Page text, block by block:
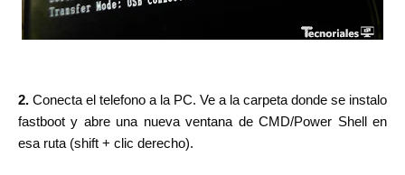
2. Conecta el telefono a la PC. Ve a la carpeta donde se instalo
fastboot y abre una nueva ventana de CMD/Power Shell en
esa ruta (shift + clic derecho).